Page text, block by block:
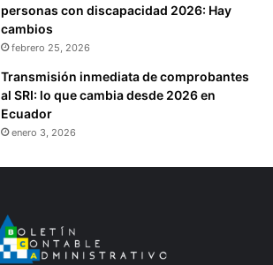
personas con discapacidad 2026: Hay
cambios
febrero 25, 2026
Transmisión inmediata de comprobantes
al SRI: lo que cambia desde 2026 en
Ecuador
enero 3, 2026